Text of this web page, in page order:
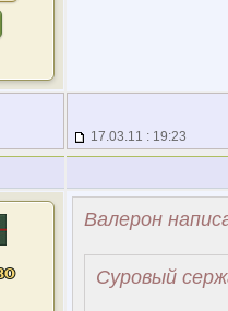
17.03.11 : 19:23
Валерон
Суровый